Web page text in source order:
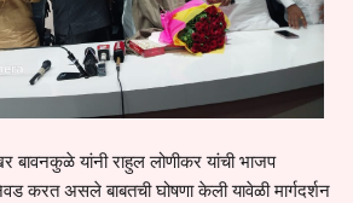
बावनकुळे यांनी राहुल लोणीकर यांची भाजप
करत असले बाबतची घोषणा केली यावेळी मार्गदर्शन